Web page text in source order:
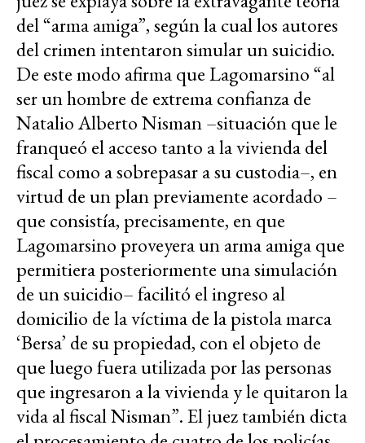
del “arma amiga”, según la cual los autores
del crimen intentaron simular un suicidio.
De este modo afirma que Lagomarsino “al
ser un hombre de extrema confianza de
Natalio Alberto Nisman –situación que le
franqueó el acceso tanto a la vivienda del
fiscal como a sobrepasar a su custodia–, en
virtud de un plan previamente acordado –
que consistía, precisamente, en que
Lagomarsino proveyera un arma amiga que
permitiera posteriormente una simulación
de un suicidio– facilitó el ingreso al
domicilio de la víctima de la pistola marca
‘Bersa’ de su propiedad, con el objeto de
que luego fuera utilizada por las personas
que ingresaron a la vivienda y le quitaron la
vida al fiscal Nisman”. El juez también dicta